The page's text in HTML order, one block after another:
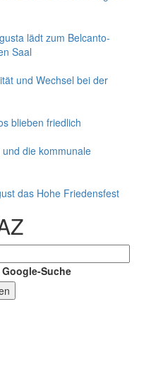
lädt zum Belcanto-
Saal
und Wechsel bei der
blieben friedlich
die kommunale
das Hohe Friedensfest
Google-Suche